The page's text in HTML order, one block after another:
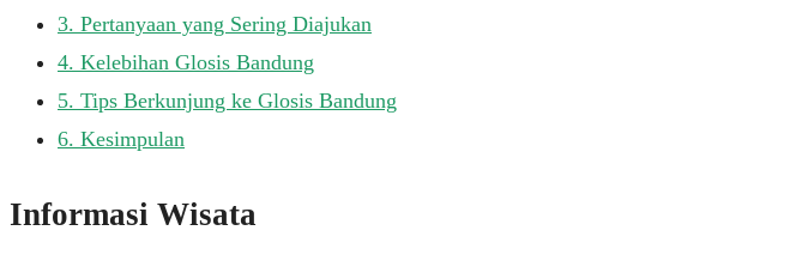
3. Pertanyaan yang Sering Diajukan
4. Kelebihan Glosis Bandung
5. Tips Berkunjung ke Glosis Bandung
6. Kesimpulan
Informasi Wisata